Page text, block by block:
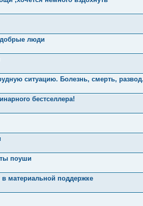
люди
ситуацию. Болезнь, смерть,
бестселлера!
поуши
материальной поддержке